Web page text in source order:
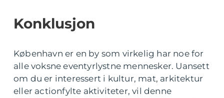
Konklusjon
København er en by som virkelig har noe for
alle voksne eventyrlystne mennesker. Uansett
om du er interessert i kultur, mat, arkitektur
eller actionfylte aktiviteter, vil denne